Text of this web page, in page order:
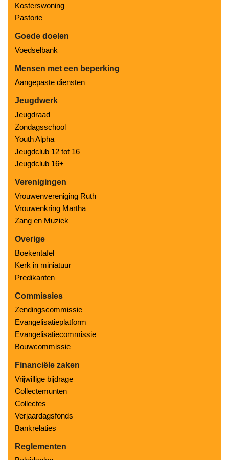
Kosterswoning
Pastorie
Goede doelen
Voedselbank
Mensen met een beperking
Aangepaste diensten
Jeugdwerk
Jeugdraad
Zondagsschool
Youth Alpha
Jeugdclub 12 tot 16
Jeugdclub 16+
Verenigingen
Vrouwenvereniging Ruth
Vrouwenkring Martha
Zang en Muziek
Overige
Boekentafel
Kerk in miniatuur
Predikanten
Commissies
Zendingscommissie
Evangelisatieplatform
Evangelisatiecommissie
Bouwcommissie
Financiële zaken
Vrijwillige bijdrage
Collectemunten
Collectes
Verjaardagsfonds
Bankrelaties
Reglementen